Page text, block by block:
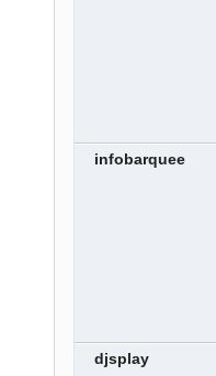
infobarquee
djsplay